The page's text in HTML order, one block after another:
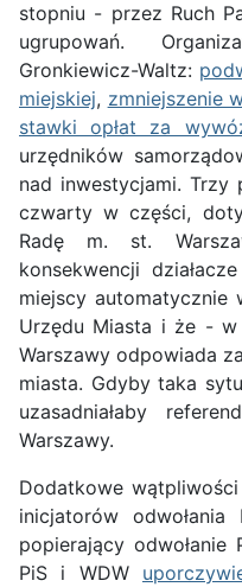
stopniu - przez Ruch
ugrupowań.
Gronkiewicz-Waltz:
miejskiej, zmniejszenie
stawki opłat za
urzędników
nad inwestycjami. Trzy
czwarty w części,
Radę m. st.
konsekwencji
miejscy automatycznie
Urzędu Miasta i że -
Warszawy odpowiada
miasta. Gdyby taka
uzasadniałaby
Warszawy.
Dodatkowe
inicjatorów
popierający odwołanie
PiS i WDW